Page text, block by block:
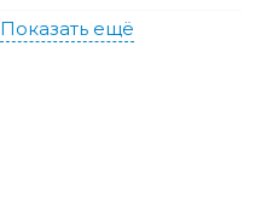
Показать ещё